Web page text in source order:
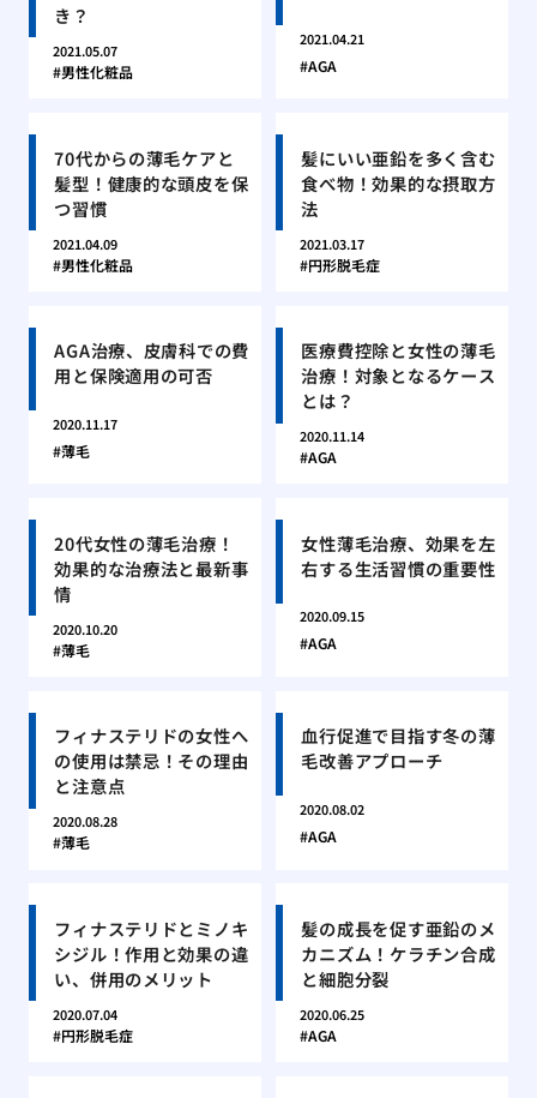
き？
2021.05.07
男性化粧品
2021.04.21
AGA
70代からの薄毛ケアと
髪型！健康的な頭皮を保
つ習慣
2021.04.09
男性化粧品
髪にいい亜鉛を多く含む
食べ物！効果的な摂取方
法
2021.03.17
円形脱毛症
AGA治療、皮膚科での費
用と保険適用の可否
2020.11.17
薄毛
医療費控除と女性の薄毛
治療！対象となるケース
とは？
2020.11.14
AGA
20代女性の薄毛治療！
効果的な治療法と最新事
情
2020.10.20
薄毛
女性薄毛治療、効果を左
右する生活習慣の重要性
2020.09.15
AGA
フィナステリドの女性へ
の使用は禁忌！その理由
と注意点
2020.08.28
薄毛
血行促進で目指す冬の薄
毛改善アプローチ
2020.08.02
AGA
フィナステリドとミノキ
シジル！作用と効果の違
い、併用のメリット
2020.07.04
円形脱毛症
髪の成長を促す亜鉛のメ
カニズム！ケラチン合成
と細胞分裂
2020.06.25
AGA